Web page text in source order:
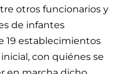
otros funcionarios y
de infantes
19 establecimientos
con quiénes se